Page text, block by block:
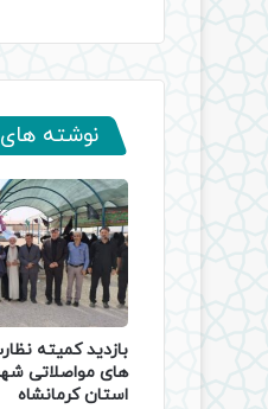
نوشته
بازدید کمیته
های مواصلاتی
استان کرمانشاه